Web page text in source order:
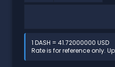
1 DASH = 41.72000000 USD
Rate is for reference only.